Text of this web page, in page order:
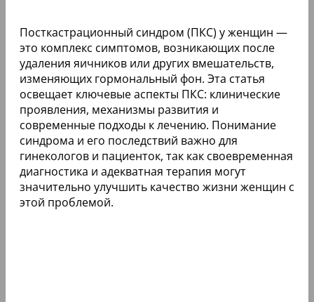
Посткастрационный синдром (ПКС) у женщин —
это комплекс симптомов, возникающих после
удаления яичников или других вмешательств,
изменяющих гормональный фон. Эта статья
освещает ключевые аспекты ПКС: клинические
проявления, механизмы развития и
современные подходы к лечению. Понимание
синдрома и его последствий важно для
гинекологов и пациенток, так как своевременная
диагностика и адекватная терапия могут
значительно улучшить качество жизни женщин с
этой проблемой.